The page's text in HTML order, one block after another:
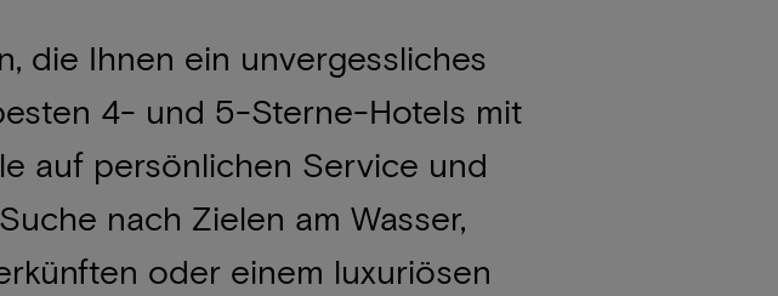
die Ihnen ein unvergessliches
4- und 5-Sterne-Hotels mit
auf persönlichen Service und
nach Zielen am Wasser,
oder einem luxuriösen